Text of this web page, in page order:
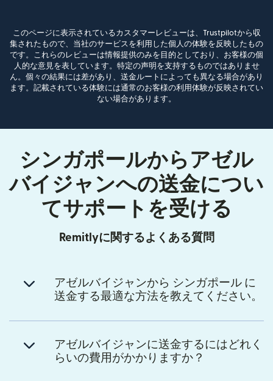
このページに表示されているカスタマーレビューは、Trustpilotから収
集されたもので、当社のサービスを利用した個人の体験を反映したもの
です。これらのレビューは情報提供のみを目的としており、お客様の個
人的な意見を表しています。特定の声明を支持するものではありませ
ん。個々の結果には差があり、送金ルートによっても異なる場合があり
ます。記載されている体験には通常のお客様の利用体験が反映されてい
ない場合があります。
シンガポールからアゼル
バイジャンへの送金につい
てサポートを受ける
Remitlyに関するよくある質問
アゼルバイジャンから シンガポール に
送金する最適な方法を教えてください。
アゼルバイジャンに送金するにはどれく
らいの費用がかかりますか？